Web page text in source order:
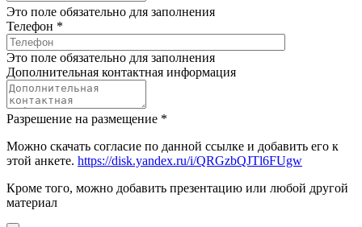
Это поле обязательно для заполнения
Телефон *
Это поле обязательно для заполнения
Дополнительная контактная информация
Разрешение на размещение *
Можно скачать согласие по данной ссылке и добавить его к
этой анкете. https://disk.yandex.ru/i/QRGzbQJTl6FUgw
Кроме того, можно добавить презентацию или любой другой
материал